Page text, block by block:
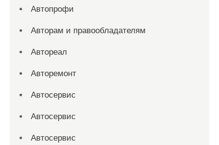
Автопрофи
Авторам и правообладателям
Автореал
Авторемонт
Автосервис
Автосервис
Автосервис